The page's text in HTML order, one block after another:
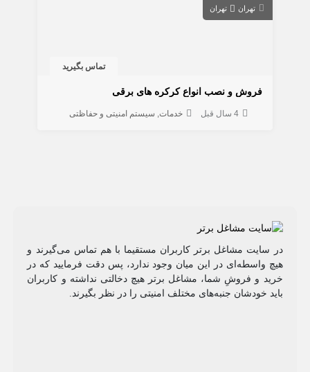
تهران تهران
تماس بگیرید
فروش و نصب انواع کرکره های برقی
4 سال قبل خدمات سیستم امنیتی و حفاظتی
در سایت مشاغل برتر کاربران مستقیما با هم تماس می‌گیرند و
هیچ واسطه‌ای در این میان وجود ندارد، پس دقت فرمایید که در
خرید و فروشِ شما، مشاغل برتر هیچ دخالتی نداشته و کاربران
باید خودشان جنبه‌های مختلف امنیتی را در نظر بگیرند.